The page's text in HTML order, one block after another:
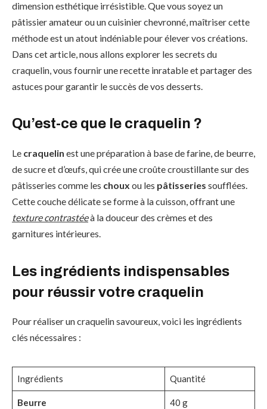
dimension esthétique irrésistible. Que vous soyez un
pâtissier amateur ou un cuisinier chevronné, maîtriser cette
méthode est un atout indéniable pour élever vos créations.
Dans cet article, nous allons explorer les secrets du
craquelin, vous fournir une recette inratable et partager des
astuces pour garantir le succès de vos desserts.
Qu’est-ce que le craquelin ?
Le craquelin est une préparation à base de farine, de beurre,
de sucre et d’œufs, qui crée une croûte croustillante sur des
pâtisseries comme les choux ou les pâtisseries soufflées.
Cette couche délicate se forme à la cuisson, offrant une
texture contrastéeà la douceur des crèmes et des
garnitures intérieures.
Les ingrédients indispensables
pour réussir votre craquelin
Pour réaliser un craquelin savoureux, voici les ingrédients
clés nécessaires :
Ingrédients Quantité
Beurre 40 g